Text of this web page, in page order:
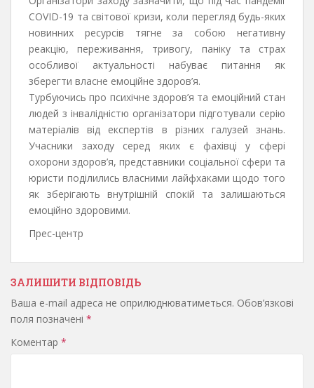
COVID-19 та світової кризи, коли перегляд будь-яких
новинних ресурсів тягне за собою негативну
реакцію, переживання, тривогу, паніку та страх
особливої актуальності набуває питання як
зберегти власне емоційне здоров’я.
Турбуючись про психічне здоров’я та емоційний стан
людей з інвалідністю організатори підготували серію
матеріалів від експертів в різних галузей знань.
Учасники заходу серед яких є фахівці у сфері
охорони здоров’я, представники соціальної сфери та
юристи поділились власними лайфхаками щодо того
як зберігають внутрішній спокій та залишаються
емоційно здоровими.
Прес-центр
ЗАЛИШИТИ ВІДПОВІДЬ
Ваша e-mail адреса не оприлюднюватиметься. Обов’язкові
поля позначені *
Коментар *